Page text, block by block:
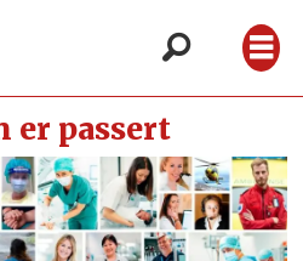
er passert